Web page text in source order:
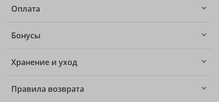
Оплата
Бонусы
Хранение и уход
Правила возврата